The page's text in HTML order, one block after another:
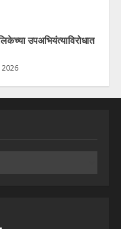
उपअभियंत्याविरोधात
2026